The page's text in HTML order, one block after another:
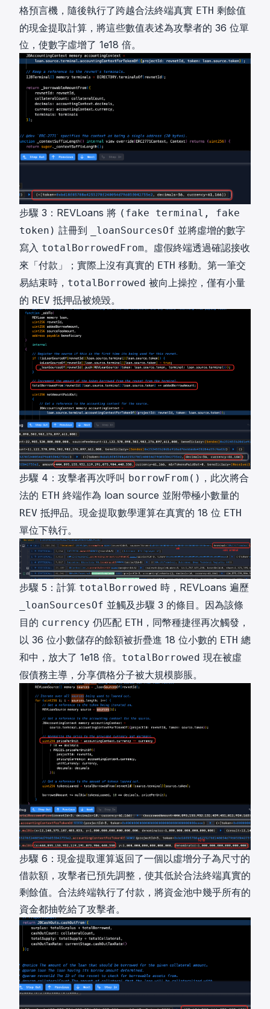
格預言機，隨後執行了跨越合法終端真實 ETH 剩餘值
的現金提取計算，將這些數值表述為攻擊者的 36 位單
位，使數字虛增了 1e18 倍。
步驟 3：REVLoans 將 (fake terminal, fake
token) 註冊到 _loanSourcesOf 並將虛增的數字
寫入 totalBorrowedFrom。虛假終端透過確認接收
來「付款」；實際上沒有真實的 ETH 移動。第一筆交
易結束時， totalBorrowed 被向上操控，僅有小量
的 REV 抵押品被燒毀。
步驟 4：攻擊者再次呼叫 borrowFrom() ，此次將合
法的 ETH 終端作為 loan source 並附帶極小數量的
REV 抵押品。現金提取數學運算在真實的 18 位 ETH
單位下執行。
步驟 5：計算 totalBorrowed 時，REVLoans 遍歷
_loanSourcesOf 並觸及步驟 3 的條目。因為該條
目的 currency 仍匹配 ETH ，同幣種捷徑再次觸發，
以 36 位小數儲存的餘額被折疊進 18 位小數的 ETH 總
和中，放大了 1e18 倍。 totalBorrowed 現在被虛
假債務主導，分享價格分子被大規模膨脹。
步驟 6：現金提取運算返回了一個以虛增分子為尺寸的
借款額，攻擊者已預先調整，使其低於合法終端真實的
剩餘值。合法終端執行了付款，將資金池中幾乎所有的
資金都抽乾給了攻擊者。